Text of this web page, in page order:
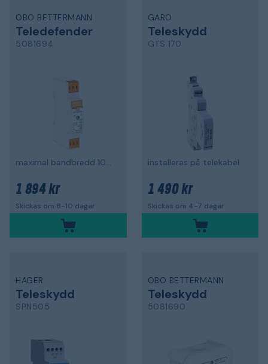
OBO BETTERMANN
Teledefender
5081694
maximal bandbredd 100MHz
1 894 kr
Skickas om 8-10 dagar
GARO
Teleskydd
GTS 170
installeras på telekabel
1 490 kr
Skickas om 4-7 dagar
HAGER
Teleskydd
SPN505
OBO BETTERMANN
Teleskydd
5081690